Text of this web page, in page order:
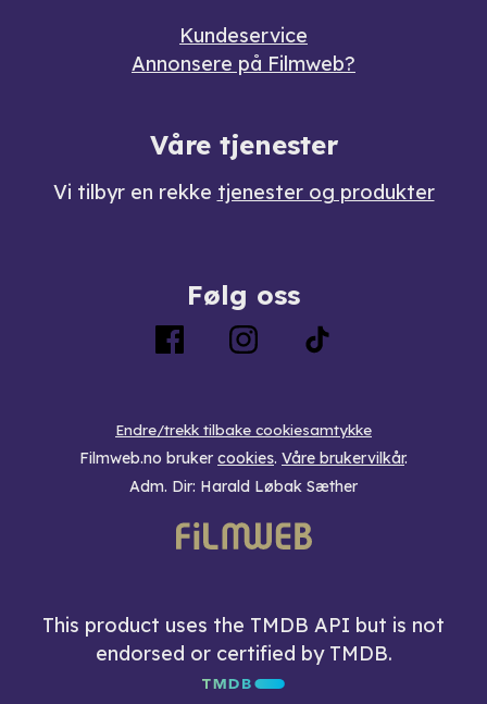
Kundeservice
Annonsere på Filmweb?
Våre tjenester
Vi tilbyr en rekke tjenester og produkter
Følg oss
Endre/trekk tilbake cookiesamtykke
Filmweb.no bruker cookies. Våre brukervilkår.
Adm. Dir: Harald Løbak Sæther
This product uses the TMDB API but is not
endorsed or certified by TMDB.